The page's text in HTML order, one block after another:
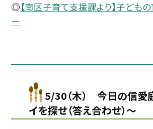
◎ 【南区子育て支援課より】子ども
ー
5/30（木） 今日の信愛
イを探せ（答え合わせ）〜